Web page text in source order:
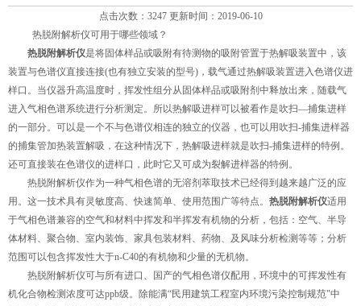
点击次数：3247 更新时间：2019-06-10
热脱附解析仪可用于哪些领域？
热脱附解析仪是将固体样品或吸附有待测物的吸附管置于热解吸装置中，该
装置与色谱仪直接连接(也有独立安装的型号)，载气通过热解吸装置进入色谱仪进
样口。当仪器升高温度时，挥发性组分从固体样品或吸附剂中释放出来，随载气
进入气相色谱系统进行分析测定。所以热解吸进样可以被看作是吹扫—捕集进样
的一部分。可以是一个不与色谱仪相连的独立的仪器，也可以用吹扫-捕集进样器
的捕集管加热装置解吸，在这种情况下，热解吸进样就是吹扫-捕集进样的特例。
还可直接装在色谱仪的进样口，此时它又可成为裂解进样器的特例。
热脱附解析仪作为一种气相色谱的无溶剂萃取技术已经得到越来越广泛的应
用。这一技术具有灵敏度高、快速简单、使用范围广等特点。 热脱附解析仪适用
于气相色谱兼容的空气和材料中挥发和半挥发有机物的分析，包括：空气、半导
体材料、聚合物、室内装饰、家具包装材料、药物、及风味分析检测等等；分析
范围可以包含挥发性大于n-C40的有机物和少量的无机物。
热脱附解析仪可与所有进口、国产的气相色谱仪配用，环境中的可挥发性有
机化合物检测浓度可达ppb级。除能满“民用建筑工程室内环境污染控制规范"中